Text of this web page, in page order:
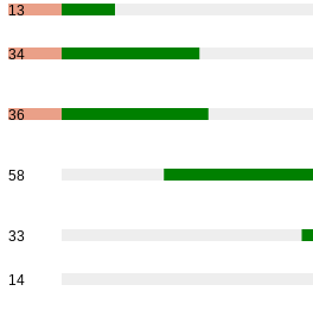
13
34
36
58
33
14